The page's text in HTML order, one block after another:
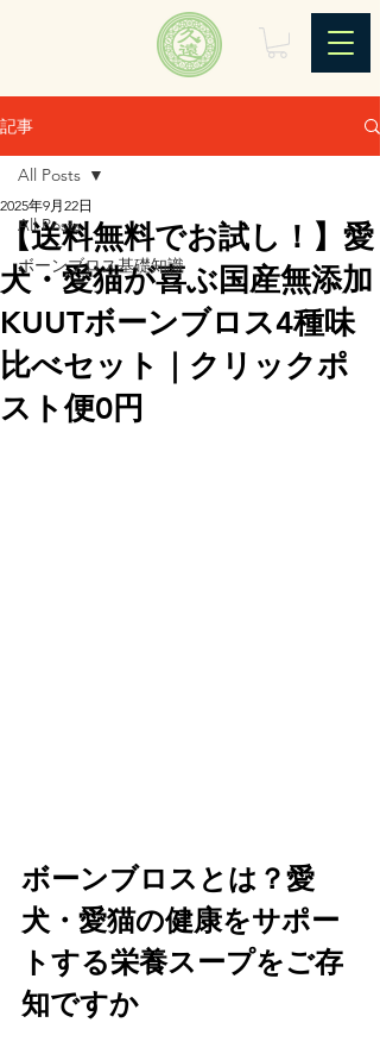
記事
All Posts
ボーンブロス基礎知識
All Posts
【送料無料でお試し！】愛
犬・愛猫が喜ぶ国産無添加
KUUTボーンブロス4種味
比べセット｜クリックポ
スト便0円
2025年9月22日
ボーンブロスとは？愛
犬・愛猫の健康をサポー
トする栄養スープをご存
知ですか